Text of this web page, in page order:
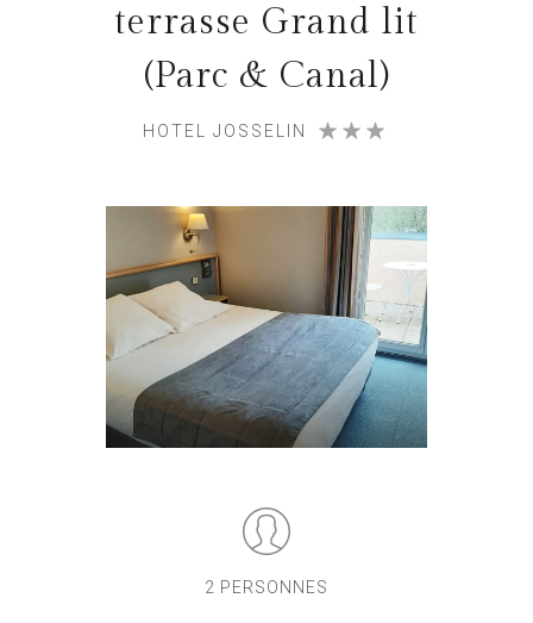
terrasse Grand lit
(Parc & Canal)
HOTEL JOSSELIN
2 PERSONNES